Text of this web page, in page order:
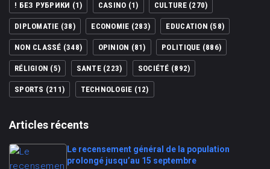
! БЕЗ РУБРИКИ (1) CASINO (1) CULTURE(270)
DIPLOMATIE (38) ECONOMIE (283) EDUCATION (58)
NON CLASSÉ (348) OPINION (81) POLITIQUE (886)
RÉLIGION (5) SANTE(223) SOCIÉTÉ (892)
SPORTS (211) TECHNOLOGIE (12)
Articles récents
Le recensement général de la population
prolongé jusqu’au 15 septembre